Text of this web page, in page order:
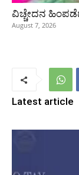
ವಿಚ್ಚೇದನ
August 7, 2026
Latest article